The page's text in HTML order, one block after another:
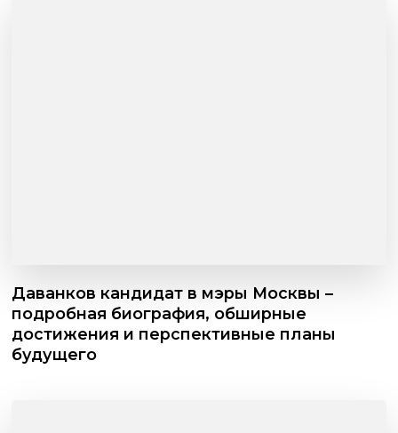
Даванков кандидат в мэры Москвы –
подробная биография, обширные
достижения и перспективные планы
будущего